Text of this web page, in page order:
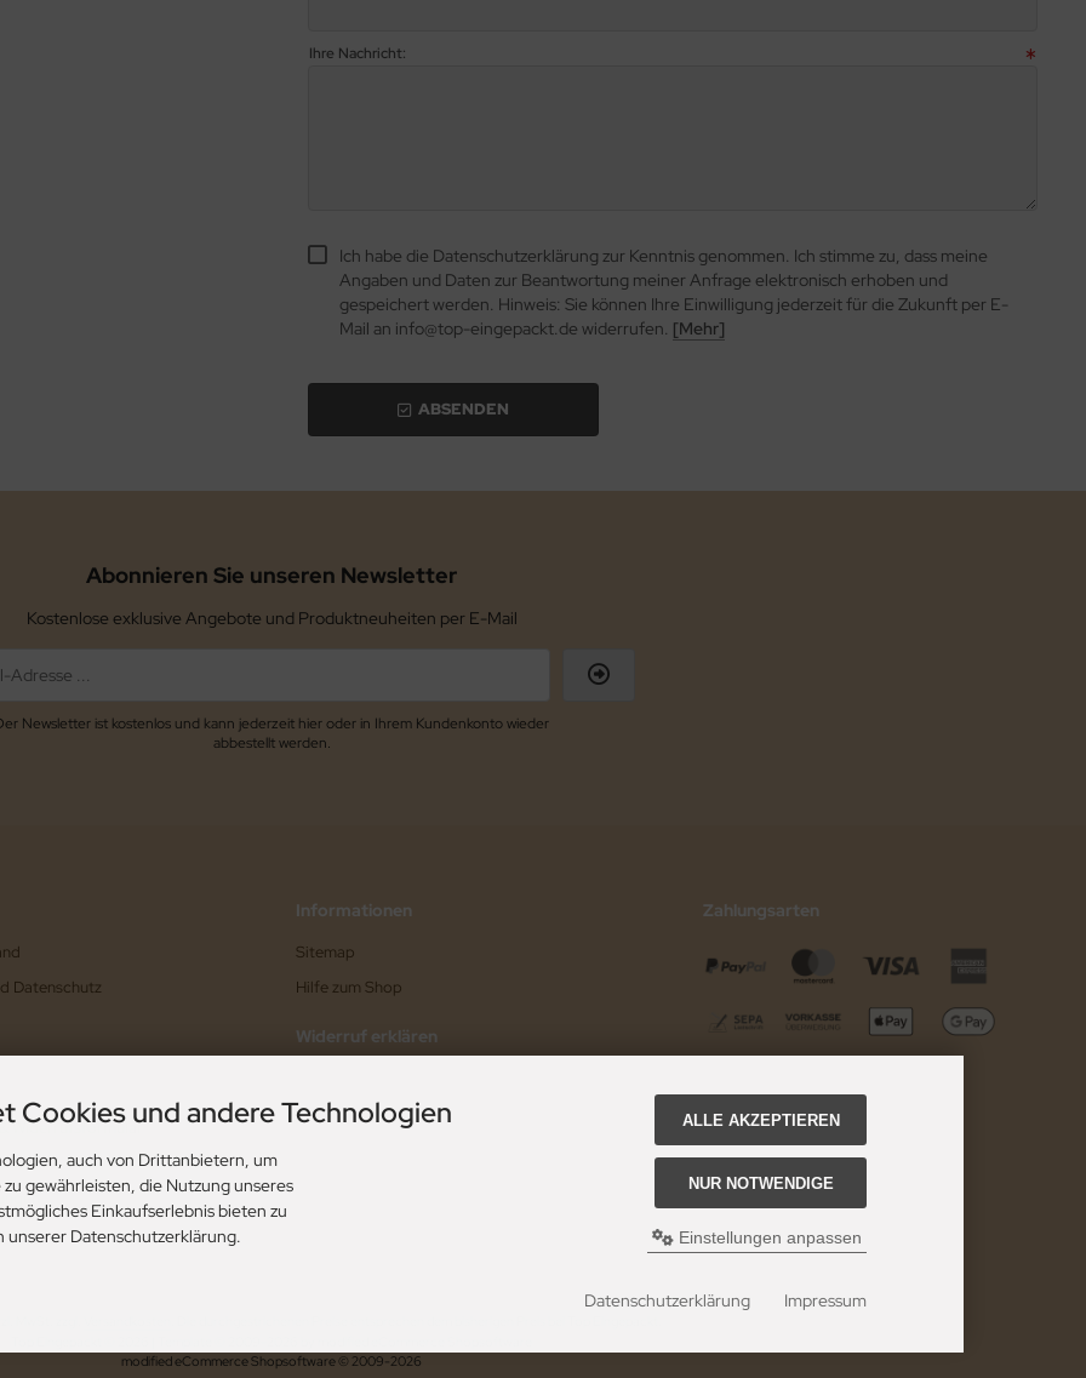
Ihre Nachricht:
Ich habe die Datenschutzerklärung zur Kenntnis genommen. Ich stimme zu, dass meine
Angaben und Daten zur Beantwortung meiner Anfrage elektronisch erhoben und
gespeichert werden. Hinweis: Sie können Ihre Einwilligung jederzeit für die Zukunft per E-
Mail an info@top-eingepackt.de widerrufen. [Mehr]
ABSENDEN
Abonnieren Sie unseren Newsletter
Kostenlose exklusive Angebote und Produktneuheiten per E-Mail
Newsletter ist kostenlos und kann jederzeit hier oder in Ihrem Kundenkonto wieder
abbestellt werden.
Datenschutz
Widerrufsformular
Informationen
Sitemap
Hilfe zum Shop
Widerruf erklären
Zahlungsarten
modified eCommerce Shopsoftware © 2009-2026
Cookies und andere Technologien
auch von Drittanbietern, um
gewährleisten, die Nutzung unseres
Einkaufserlebnis bieten zu
unserer Datenschutzerklärung.
ALLE AKZEPTIEREN
NUR NOTWENDIGE
Einstellungen anpassen
Datenschutzerklärung Impressum